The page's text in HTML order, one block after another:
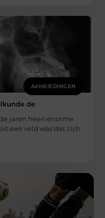
AANBIEDINGEN
de
jaren heen enorme
een veld was dat zich